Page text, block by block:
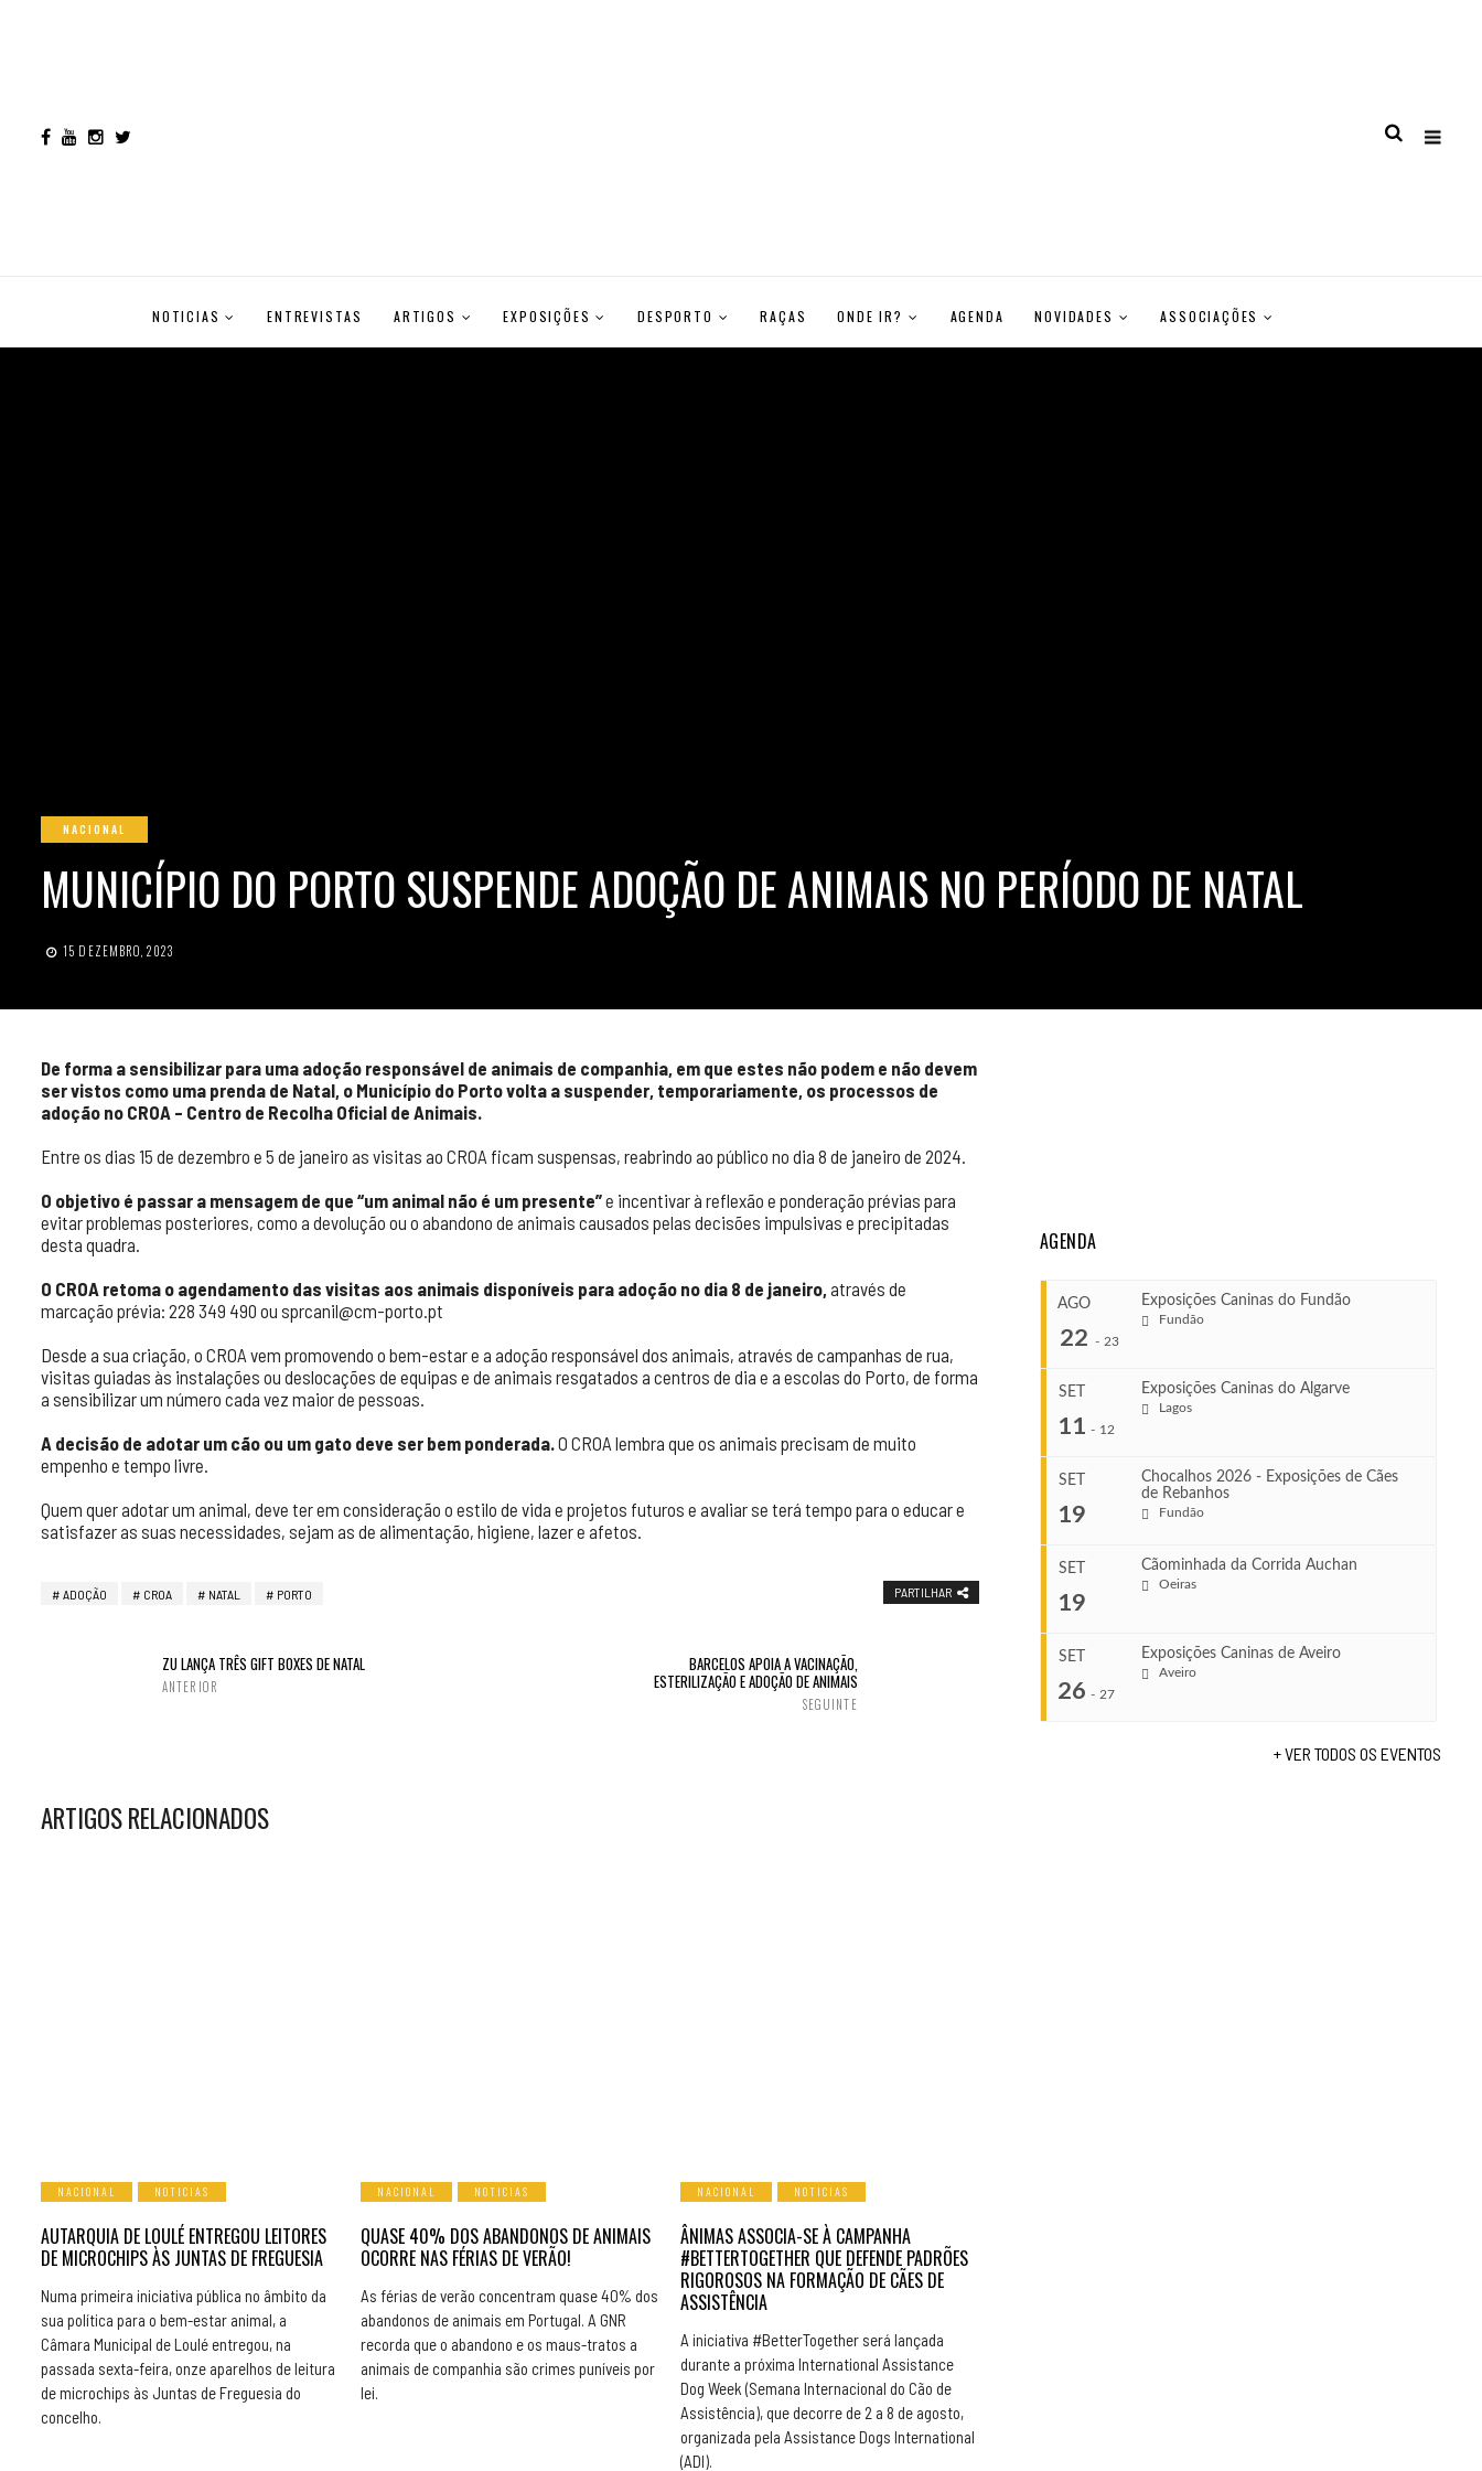
NOTICIAS ENTREVISTAS ARTIGOS EXPOSIÇÕES DESPORTO RAÇAS ONDE IR? AGENDA NOVIDADES ASSOCIAÇÕES
NACIONAL
MUNICÍPIO DO PORTO SUSPENDE ADOÇÃO DE ANIMAIS NO PERÍODO DE NATAL
15 DEZEMBRO, 2023
De forma a sensibilizar para uma adoção responsável de animais de companhia, em que estes não podem e não devem
ser vistos como uma prenda de Natal, o Município do Porto volta a suspender, temporariamente, os processos de
adoção no CROA – Centro de Recolha Oficial de Animais.
Entre os dias 15 de dezembro e 5 de janeiro as visitas ao CROA ficam suspensas, reabrindo ao público no dia 8 de janeiro de 2024.
O objetivo é passar a mensagem de que “um animal não é um presente”e incentivar à reflexão e ponderação prévias para
evitar problemas posteriores, como a devolução ou o abandono de animais causados pelas decisões impulsivas e precipitadas
desta quadra.
O CROA retoma o agendamento das visitas aos animais disponíveis para adoção no dia 8 de janeiro,através de
marcação prévia: 228 349 490 ou sprcanil@cm-porto.pt
Desde a sua criação, o CROA vem promovendo o bem-estar e a adoção responsável dos animais, através de campanhas de rua,
visitas guiadas às instalações ou deslocações de equipas e de animais resgatados a centros de dia e a escolas do Porto, de forma
a sensibilizar um número cada vez maior de pessoas.
A decisão de adotar um cão ou um gato deve ser bem ponderada.O CROA lembra que os animais precisam de muito
empenho e tempo livre.
Quem quer adotar um animal, deve ter em consideração o estilo de vida e projetos futuros e avaliar se terá tempo para o educar e
satisfazer as suas necessidades, sejam as de alimentação, higiene, lazer e afetos.
ADOÇÃO CROA NATAL PORTO PARTILHAR
ZU LANÇA TRÊS GIFT BOXES DE NATAL
ANTERIOR
BARCELOS APOIA A VACINAÇÃO,
ESTERILIZAÇÃO E ADOÇÃO DE ANIMAIS
SEGUINTE
ARTIGOS RELACIONADOS
NACIONAL NOTICIAS
AUTARQUIA DE LOULÉ ENTREGOU LEITORES
DE MICROCHIPS ÀS JUNTAS DE FREGUESIA
Numa primeira iniciativa pública no âmbito da
sua política para o bem-estar animal, a
Câmara Municipal de Loulé entregou, na
passada sexta-feira, onze aparelhos de leitura
de microchips às Juntas de Freguesia do
concelho.
NACIONAL NOTICIAS
QUASE 40% DOS ABANDONOS DE ANIMAIS
OCORRE NAS FÉRIAS DE VERÃO!
As férias de verão concentram quase 40% dos
abandonos de animais em Portugal. A GNR
recorda que o abandono e os maus-tratos a
animais de companhia são crimes puníveis por
lei.
NACIONAL NOTICIAS
ÂNIMAS ASSOCIA-SE À CAMPANHA
#BETTERTOGETHER QUE DEFENDE PADRÕES
RIGOROSOS NA FORMAÇÃO DE CÃES DE
ASSISTÊNCIA
A iniciativa #BetterTogether será lançada
durante a próxima International Assistance
Dog Week (Semana Internacional do Cão de
Assistência), que decorre de 2 a 8 de agosto,
organizada pela Assistance Dogs International
(ADI).
AGENDA
AGO
22 - 23
Exposições Caninas do Fundão
Fundão
Ago 22, 2026
Ago 23, 2026
VENUE
SET
11 - 12
Exposições Caninas do Algarve
Lagos
Set 11, 2026
Set 12, 2026
VENUE
SET
19
Chocalhos 2026 - Exposições de Cães
de Rebanhos
Fundão
COMEÇA
SET
19
Cãominhada da Corrida Auchan
Oeiras
SET
26 - 27
Exposições Caninas de Aveiro
Aveiro
+ VER TODOS OS EVENTOS